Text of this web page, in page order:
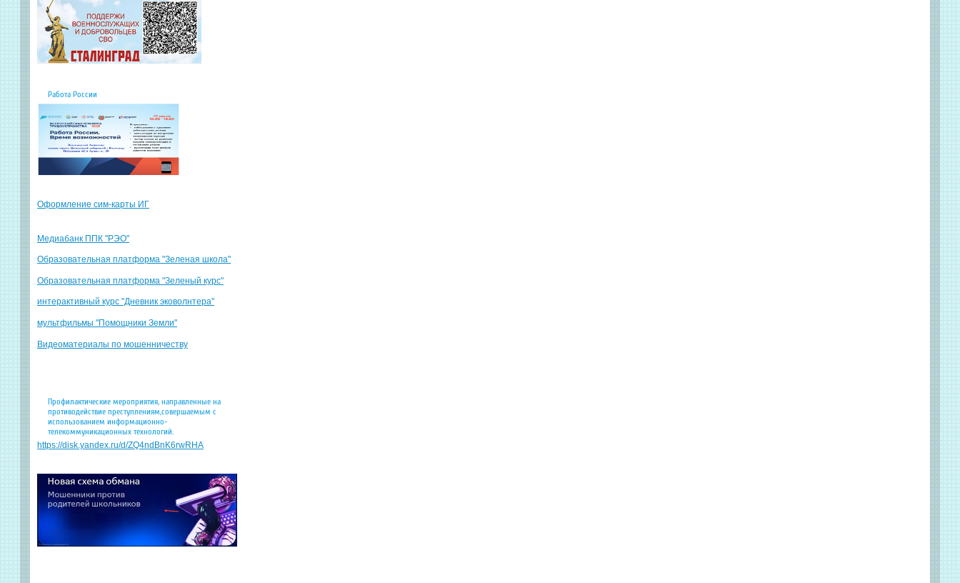
Работа России
Оформление сим-карты ИГ
Медиабанк ППК "РЭО"
Образовательная платформа "Зеленая школа"
Образовательная платформа "Зеленый курс"
интерактивный курс "Дневник эковолнтера"
мультфильмы "Помощники Земли"
Видеоматериалы по мошенничеству
Профилактические мероприятия, направленные на
противодействие преступлениям,совершаемым с
использованием информационно-
телекоммуникационных технологий.
https://disk.yandex.ru/d/ZQ4ndBnK6rwRHA